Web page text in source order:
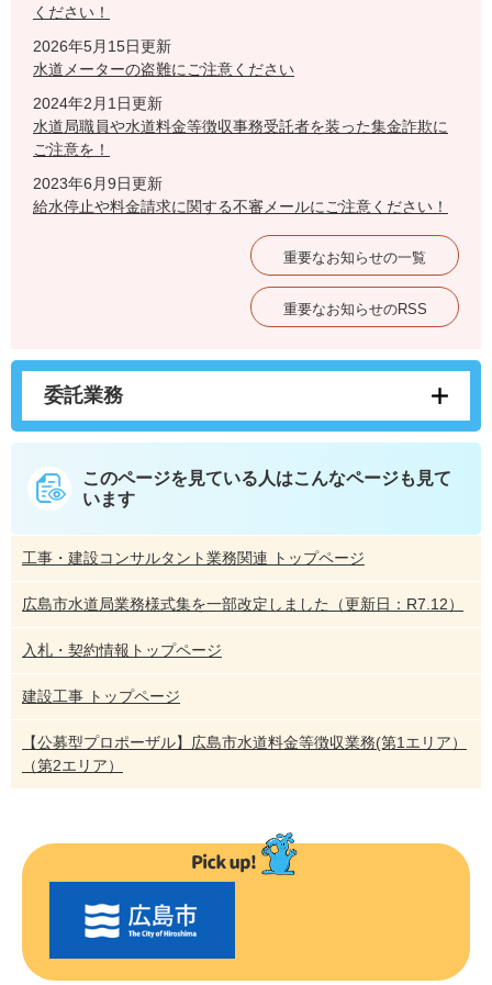
ください！
2026年5月15日更新
水道メーターの盗難にご注意ください
2024年2月1日更新
水道局職員や水道料金等徴収事務受託者を装った集金詐欺に
ご注意を！
2023年6月9日更新
給水停止や料金請求に関する不審メールにご注意ください！
重要なお知らせの一覧
重要なお知らせのRSS
委託業務
このページを見ている人はこんなページも見て
います
工事・建設コンサルタント業務関連 トップページ
広島市水道局業務様式集を一部改定しました（更新日：R7.12）
入札・契約情報トップページ
建設工事 トップページ
【公募型プロポーザル】広島市水道料金等徴収業務(第1エリア）
（第2エリア）